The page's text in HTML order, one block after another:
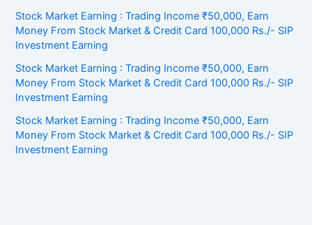
Stock Market Earning : Trading Income ₹50,000, Earn
Money From Stock Market & Credit Card 100,000 Rs./- SIP
Investment Earning
Stock Market Earning : Trading Income ₹50,000, Earn
Money From Stock Market & Credit Card 100,000 Rs./- SIP
Investment Earning
Stock Market Earning : Trading Income ₹50,000, Earn
Money From Stock Market & Credit Card 100,000 Rs./- SIP
Investment Earning